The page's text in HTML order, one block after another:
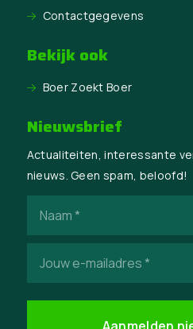
Contactgegevens
Bekijk ook
Boer Zoekt Boer
Nieuwsbrief
Actualiteiten, interessante
nieuws. Geen spam, beloofd!
mailadres